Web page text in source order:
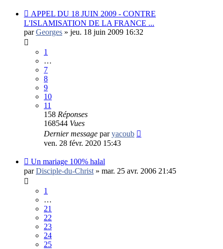
APPEL DU 18 JUIN 2009 - CONTRE
L'ISLAMISATION DE LA FRANCE ...
parGeorges » jeu. 18 juin 2009 16:32
1
…
7
8
9
10
11
158 Réponses
168544 Vues
Dernier message paryacoub
ven. 28 févr. 2020 15:43
Un mariage 100% halal
parDisciple-du-Christ » mar. 25 avr. 2006 21:45
1
…
21
22
23
24
25